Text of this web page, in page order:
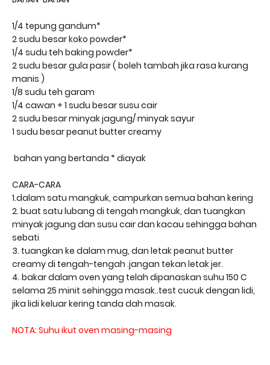
1/4 tepung gandum*
2 sudu besar koko powder*
1/4 sudu teh baking powder*
2 sudu besar gula pasir ( boleh tambah jika rasa kurang
manis )
1/8 sudu teh garam
1/4 cawan + 1 sudu besar susu cair
2 sudu besar minyak jagung/ minyak sayur
1 sudu besar peanut butter creamy
bahan yang bertanda * diayak
CARA-CARA
1.dalam satu mangkuk, campurkan semua bahan kering
2. buat satu lubang di tengah mangkuk, dan tuangkan
minyak jagung dan susu cair dan kacau sehingga bahan
sebati
3. tuangkan ke dalam mug, dan letak peanut butter
creamy di tengah-tengah .jangan tekan letak jer.
4. bakar dalam oven yang telah dipanaskan suhu 150 C
selama 25 minit sehingga masak..test cucuk dengan lidi,
jika lidi keluar kering tanda dah masak.
NOTA: Suhu ikut oven masing-masing